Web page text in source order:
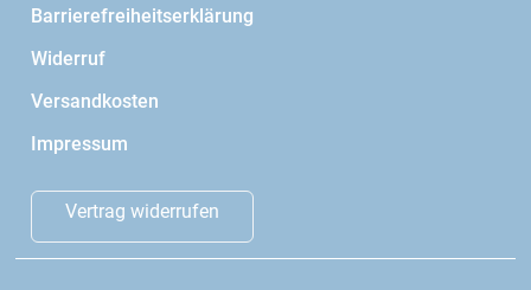
Barrierefreiheitserklärung
Widerruf
Versandkosten
Impressum
Vertrag widerrufen